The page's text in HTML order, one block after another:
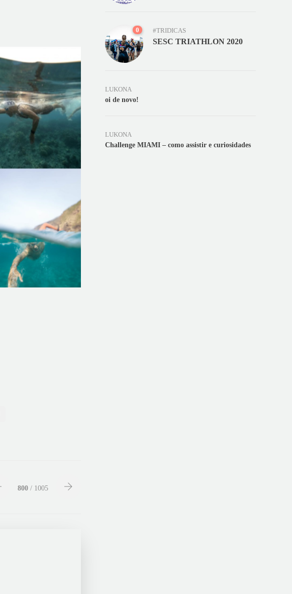
800 / 1005
0 #TRIDICAS
SESC TRIATHLON 2020
LUKONA
oi de novo!
LUKONA
Challenge MIAMI – como assistir e curiosidades